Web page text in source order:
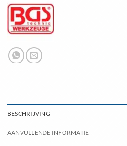
BESCHRIJVING
AANVULLENDE INFORMATIE